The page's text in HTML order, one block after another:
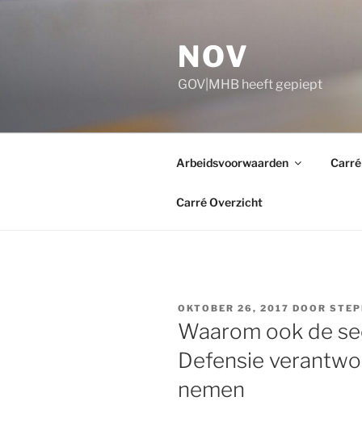
NOV
GOV|MHB heeft gepiept
Arbeidsvoorwaarden Carré
Carré Overzicht
GEPLAATST
OP
OKTOBER 26, 2017 DOOR
Waarom ook de
Defensie
nemen